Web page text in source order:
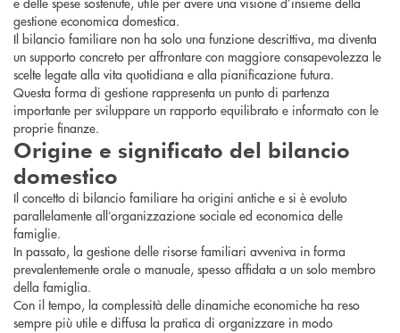
gestione economica domestica.
Il bilancio familiare non ha solo una funzione descrittiva, ma diventa
un supporto concreto per affrontare con maggiore consapevolezza le
scelte legate alla vita quotidiana e alla pianificazione futura.
Questa forma di gestione rappresenta un punto di partenza
importante per sviluppare un rapporto equilibrato e informato con le
proprie finanze.
Origine e significato del bilancio
domestico
Il concetto di bilancio familiare ha origini antiche e si è evoluto
parallelamente all’organizzazione sociale ed economica delle
famiglie.
In passato, la gestione delle risorse familiari avveniva in forma
prevalentemente orale o manuale, spesso affidata a un solo membro
della famiglia.
Con il tempo, la complessità delle dinamiche economiche ha reso
sempre più utile e diffusa la pratica di organizzare in modo